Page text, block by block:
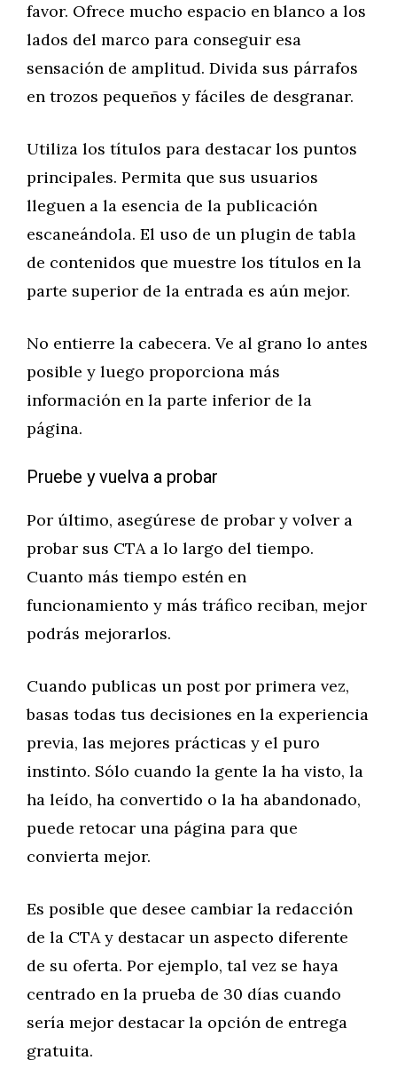
favor. Ofrece mucho espacio en blanco a los
lados del marco para conseguir esa
sensación de amplitud. Divida sus párrafos
en trozos pequeños y fáciles de desgranar.
Utiliza los títulos para destacar los puntos
principales. Permita que sus usuarios
lleguen a la esencia de la publicación
escaneándola. El uso de un plugin de tabla
de contenidos que muestre los títulos en la
parte superior de la entrada es aún mejor.
No entierre la cabecera. Ve al grano lo antes
posible y luego proporciona más
información en la parte inferior de la
página.
Pruebe y vuelva a probar
Por último, asegúrese de probar y volver a
probar sus CTA a lo largo del tiempo.
Cuanto más tiempo estén en
funcionamiento y más tráfico reciban, mejor
podrás mejorarlos.
Cuando publicas un post por primera vez,
basas todas tus decisiones en la experiencia
previa, las mejores prácticas y el puro
instinto. Sólo cuando la gente la ha visto, la
ha leído, ha convertido o la ha abandonado,
puede retocar una página para que
convierta mejor.
Es posible que desee cambiar la redacción
de la CTA y destacar un aspecto diferente
de su oferta. Por ejemplo, tal vez se haya
centrado en la prueba de 30 días cuando
sería mejor destacar la opción de entrega
gratuita.